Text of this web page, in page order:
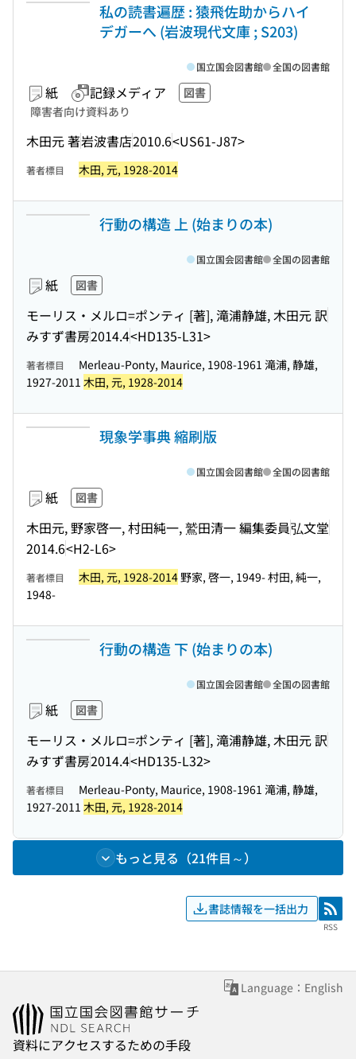
私の読書遍歴 : 猿飛佐助からハイ
デガーへ (岩波現代文庫 ; S203)
紙 記録メディア
図書
障害者向け資料あり
木田元 著岩波書店2010.6<US61-J87>
国立国会図書館 全国の図書館
著者標目 木田, 元, 1928-2014
行動の構造 上 (始まりの本)
紙 図書
モーリス・メルロ=ポンティ [著], 滝浦静雄, 木田元 訳
みすず書房2014.4<HD135-L31>
国立国会図書館 全国の図書館
著者標目
Merleau-Ponty, Maurice, 1908-1961 滝浦, 静雄,
1927-2011 木田, 元, 1928-2014
現象学事典 縮刷版
紙 図書
木田元, 野家啓一, 村田純一, 鷲田清一 編集委員弘文堂
2014.6<H2-L6>
国立国会図書館 全国の図書館
著者標目 木田, 元, 1928-2014野家, 啓一, 1949- 村田, 純一,
1948-
行動の構造 下 (始まりの本)
紙 図書
モーリス・メルロ=ポンティ [著], 滝浦静雄, 木田元 訳
みすず書房2014.4<HD135-L32>
国立国会図書館 全国の図書館
著者標目
Merleau-Ponty, Maurice, 1908-1961 滝浦, 静雄,
1927-2011 木田, 元, 1928-2014
もっと見る（21件目～）
書誌情報を一括出力 RSS
RSS
Language：English
資料にアクセスするための手段